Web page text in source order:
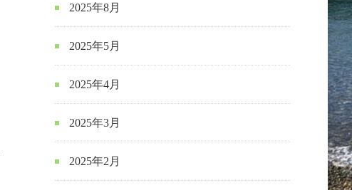
2025年8月
2025年5月
2025年4月
2025年3月
2025年2月